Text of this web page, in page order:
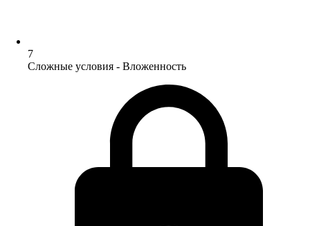
7
Сложные условия - Вложенность